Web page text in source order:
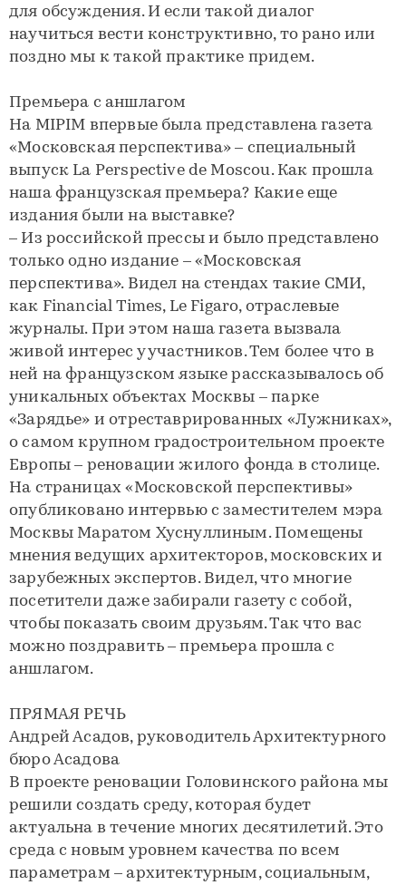
для обсуждения. И если такой диалог
научиться вести конструктивно, то рано или
поздно мы к такой практике придем.
Премьера с аншлагом
На MIPIM впервые была представлена газета
«Московская перспектива» – специальный
выпуск La Perspective de Moscou. Как прошла
наша французская премьера? Какие еще
издания были на выставке?
– Из российской прессы и было представлено
только одно издание – «Московская
перспектива». Видел на стендах такие СМИ,
как Financial Times, Le Figaro, отраслевые
журналы. При этом наша газета вызвала
живой интерес у участников. Тем более что в
ней на французском языке рассказывалось об
уникальных объектах Москвы – парке
«Зарядье» и отреставрированных «Лужниках»,
о самом крупном градостроительном проекте
Европы – реновации жилого фонда в столице.
На страницах «Московской перспективы»
опубликовано интервью с заместителем мэра
Москвы Маратом Хуснуллиным. Помещены
мнения ведущих архитекторов, московских и
зарубежных экспертов. Видел, что многие
посетители даже забирали газету с собой,
чтобы показать своим друзьям. Так что вас
можно поздравить – премьера прошла с
аншлагом.
ПРЯМАЯ РЕЧЬ
Андрей Асадов, руководитель Архитектурного
бюро Асадова
В проекте реновации Головинского района мы
решили создать среду, которая будет
актуальна в течение многих десятилетий. Это
среда с новым уровнем качества по всем
параметрам – архитектурным, социальным,